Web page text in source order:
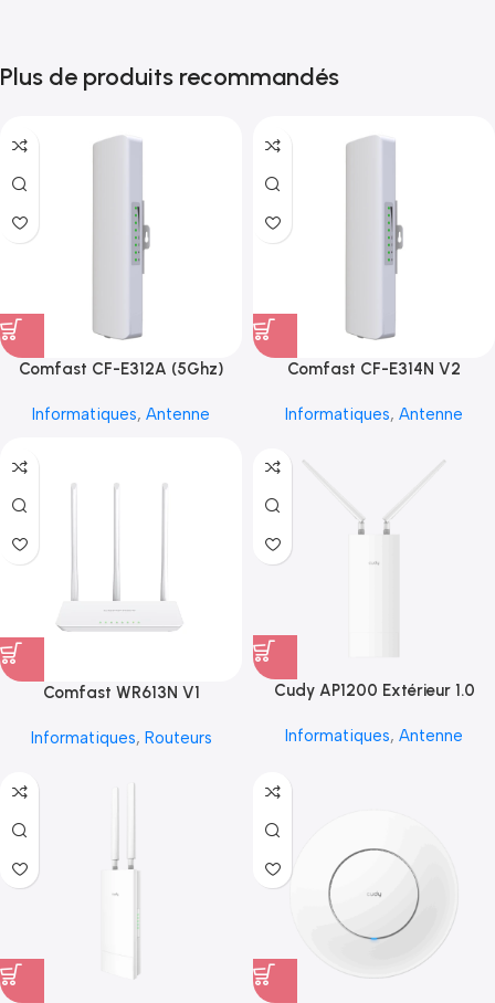
Plus de produits recommandés
Comfast CF-E312A (5Ghz)
Informatiques, Antenne
Comfast CF-E314N V2
Informatiques, Antenne
Comfast WR613N V1
Informatiques, Routeurs
Cudy AP1200 Extérieur 1.0
Informatiques, Antenne